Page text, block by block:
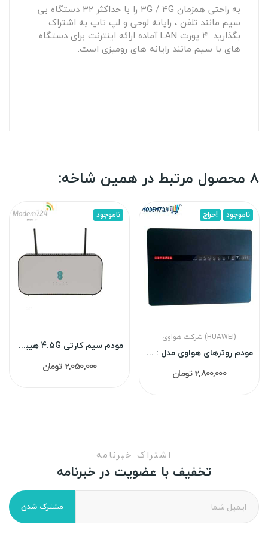
به راحتی همزمان ۳G / 4G را با حداکثر ۳۲ دستگاه بی
سیم مانند تلفن ، رایانه لوحی و لپ تاپ به اشتراک
بگذارید. ۴ پورت LAN آماده ارائه اینترنت برای دستگاه
های با سیم مانند رایانه های رومیزی است.
8 محصول مرتبط در همین شاخه:
ناموجود
مودم سیم کارتی 4.5G هیبریدی مدل D-Link DWR981...
2,050,000 تومان
حراج! ناموجود
شرکت هواوی (HUAWEI)
مودم روترهای هواوی مدل : wbb router30-22a کارکرده
2,800,000 تومان
اشتراک خبرنامه
تخفیف با عضویت در خبرنامه
مشترک شدن